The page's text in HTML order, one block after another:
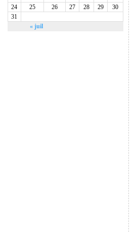
« juil
24
25 26 27 28 29
30
31